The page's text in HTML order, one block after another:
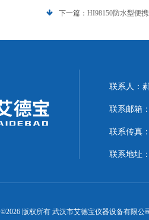
下一篇： HI98150防水型便
联系人：
联系邮箱
联系传真
联系地址
©2026 版权所有 武汉市艾德宝仪器设备有限公